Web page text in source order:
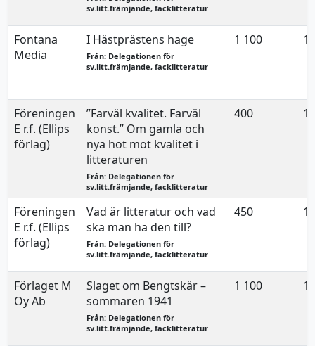
sv.litt.främjande, facklitteratur
Fontana
Media
I Hästprästens hage
Från: Delegationen för
sv.litt.främjande, facklitteratur
1 100
Föreningen
E r.f. (Ellips
förlag)
”Farväl kvalitet. Farväl
konst.” Om gamla och
nya hot mot kvalitet i
litteraturen
Från: Delegationen för
sv.litt.främjande, facklitteratur
400
Föreningen
E r.f. (Ellips
förlag)
Vad är litteratur och vad
ska man ha den till?
Från: Delegationen för
sv.litt.främjande, facklitteratur
450
Förlaget M
Oy Ab
Slaget om Bengtskär –
sommaren 1941
Från: Delegationen för
sv.litt.främjande, facklitteratur
1 100